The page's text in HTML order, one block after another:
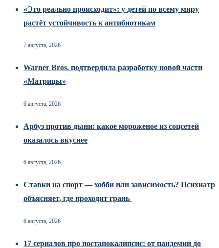
«Это реально происходит»: у детей по всему миру
растёт устойчивость к антибиотикам
7 августа, 2026
Warner Bros. подтвердила разработку новой части
«Матрицы»
6 августа, 2026
Арбуз против дыни: какое мороженое из соцсетей
оказалось вкуснее
6 августа, 2026
Ставки на спорт — хобби или зависимость? Психиатр
объясняет, где проходит грань
6 августа, 2026
17 сериалов про постапокалипсис: от пандемии до